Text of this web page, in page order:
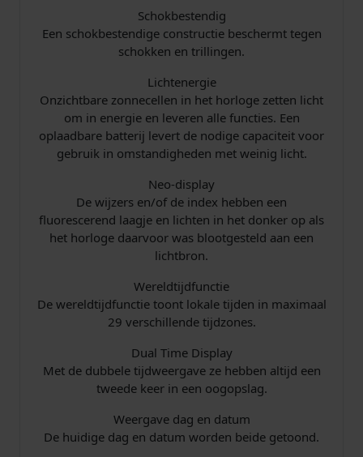
Schokbestendig
Een schokbestendige constructie beschermt tegen
schokken en trillingen.
Lichtenergie
Onzichtbare zonnecellen in het horloge zetten licht
om in energie en leveren alle functies. Een
oplaadbare batterij levert de nodige capaciteit voor
gebruik in omstandigheden met weinig licht.
Neo-display
De wijzers en/of de index hebben een
fluorescerend laagje en lichten in het donker op als
het horloge daarvoor was blootgesteld aan een
lichtbron.
Wereldtijdfunctie
De wereldtijdfunctie toont lokale tijden in maximaal
29 verschillende tijdzones.
Dual Time Display
Met de dubbele tijdweergave ze hebben altijd een
tweede keer in een oogopslag.
Weergave dag en datum
De huidige dag en datum worden beide getoond.